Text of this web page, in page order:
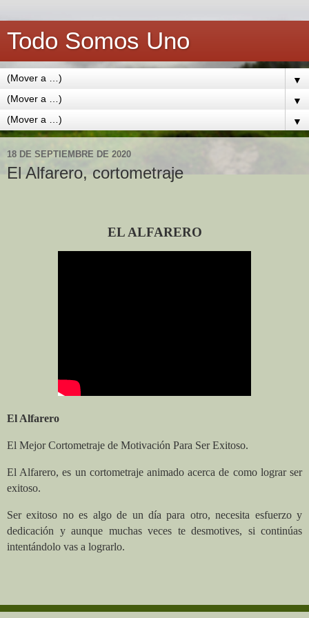
Todo Somos Uno
▼
▼
▼
18 DE SEPTIEMBRE DE 2020
El Alfarero, cortometraje
EL ALFARERO
El Alfarero
El Mejor Cortometraje de Motivación Para Ser Exitoso.
El Alfarero, es un cortometraje animado acerca de como lograr ser
exitoso.
Ser exitoso no es algo de un día para otro, necesita esfuerzo y
dedicación y aunque muchas veces te desmotives, si continúas
intentándolo vas a lograrlo.